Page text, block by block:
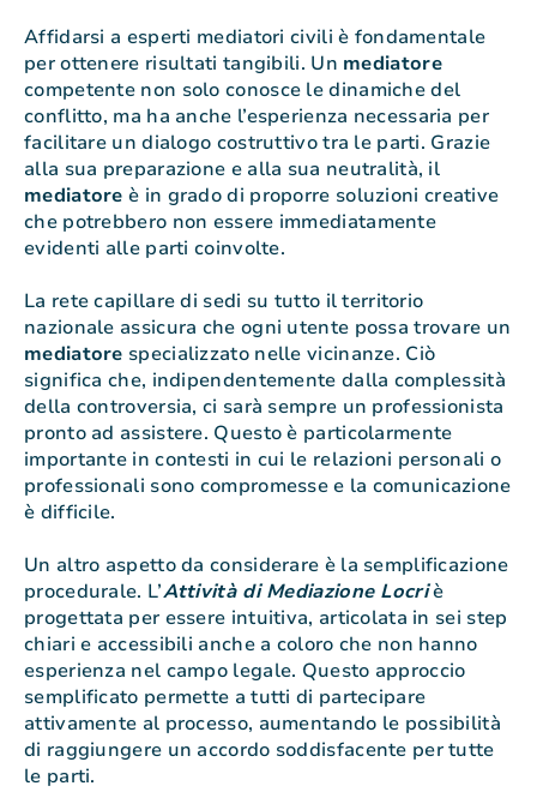
Affidarsi a esperti mediatori civili è fondamentale
per ottenere risultati tangibili. Un mediatore
competente non solo conosce le dinamiche del
conflitto, ma ha anche l’esperienza necessaria per
facilitare un dialogo costruttivo tra le parti. Grazie
alla sua preparazione e alla sua neutralità, il
mediatore è in grado di proporre soluzioni creative
che potrebbero non essere immediatamente
evidenti alle parti coinvolte.
La rete capillare di sedi su tutto il territorio
nazionale assicura che ogni utente possa trovare un
mediatore specializzato nelle vicinanze. Ciò
significa che, indipendentemente dalla complessità
della controversia, ci sarà sempre un professionista
pronto ad assistere. Questo è particolarmente
importante in contesti in cui le relazioni personali o
professionali sono compromesse e la comunicazione
è difficile.
Un altro aspetto da considerare è la semplificazione
procedurale. L’Attività di Mediazione Locriè
progettata per essere intuitiva, articolata in sei step
chiari e accessibili anche a coloro che non hanno
esperienza nel campo legale. Questo approccio
semplificato permette a tutti di partecipare
attivamente al processo, aumentando le possibilità
di raggiungere un accordo soddisfacente per tutte
le parti.